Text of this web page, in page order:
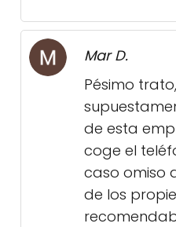
Mar D.
Pésimo
de esta
coge el
caso omiso
de los